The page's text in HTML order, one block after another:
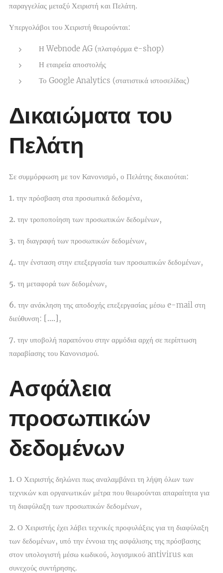
παραγγελίας μεταξύ Χειριστή και Πελάτη.
Υπεργολάβοι του Χειριστή θεωρούνται:
Η Webnode AG (πλατφόρμα e-shop)
Η εταιρεία αποστολής
Το Google Analytics (στατιστικά ιστοσελίδας)
Δικαιώματα του
Πελάτη
Σε συμμόρφωση με τον Κανονισμό, ο Πελάτης δικαιούται:
1. την πρόσβαση στα προσωπικά δεδομένα,
2. την τροποποίηση των προσωπικών δεδομένων,
3. τη διαγραφή των προσωπικών δεδομένων,
4. την ένσταση στην επεξεργασία των προσωπικών δεδομένων,
5. τη μεταφορά των δεδομένων,
6. την ανάκληση της αποδοχής επεξεργασίας μέσω e-mail στη
διεύθυνση: [….] ,
7. την υποβολή παραπόνου στην αρμόδια αρχή σε περίπτωση
παραβίασης του Κανονισμού.
Ασφάλεια
προσωπικών
δεδομένων
1. Ο Χειριστής δηλώνει πως αναλαμβάνει τη λήψη όλων των
τεχνικών και οργανωτικών μέτρα που θεωρούνται απαραίτητα για
τη διαφύλαξη των προσωπικών δεδομένων,
2. Ο Χειριστής έχει λάβει τεχνικές προφυλάξεις για τη διαφύλαξη
των δεδομένων, υπό την έννοια της ασφάλισης της πρόσβασης
στον υπολογιστή μέσω κωδικού, λογισμικού antivirus και
συνεχούς συντήρησης.